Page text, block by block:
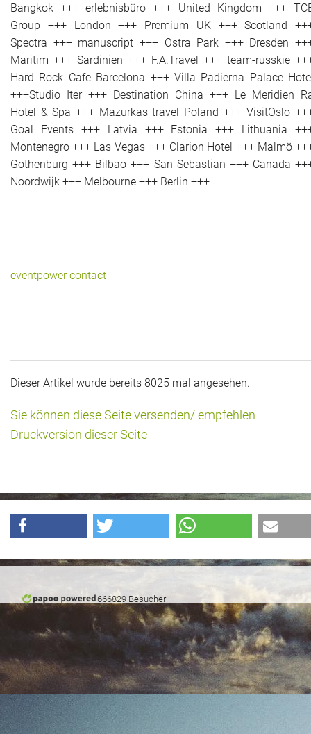
Bangkok +++ erlebnisbüro +++ United Kingdom +++ TC
Group +++ London +++ Premium UK +++ Scotland
Spectra +++ manuscript +++ Ostra Park +++ Dresden
Maritim +++ Sardinien +++ F.A.Travel +++ team-russkie
Hard Rock Cafe Barcelona +++ Villa Padierna Palace
+++Studio Iter +++ Destination China +++ Le Meridien
Hotel & Spa +++ Mazurkas travel Poland +++ VisitOslo
Goal Events +++ Latvia +++ Estonia +++ Lithuania
Montenegro +++ Las Vegas +++ Clarion Hotel +++ Malmö
Gothenburg +++ Bilbao +++ San Sebastian +++ Canada
Noordwijk +++ Melbourne +++ Berlin +++
eventpower contact
Dieser Artikel wurde bereits 8025 mal angesehen.
Sie können diese Seite versenden/ empfehlen
Druckversion dieser Seite
666829 Besucher